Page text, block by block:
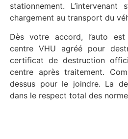
stationnement.
chargement au transport du
Dès votre accord, l’auto
centre VHU agréé pour
certificat de destruction
centre après traitement.
dessus pour le joindre. La
dans le respect total des